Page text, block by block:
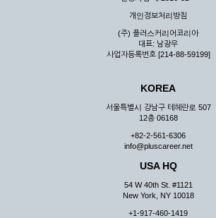
개인정보처리방침
(주) 플러스커리어코리아
대표: 남광우
사업자등록번호 [214-88-59199]
KOREA
서울특별시 강남구 테헤란로 507
12층 06168
+82-2-561-6306
info@pluscareer.net
USA HQ
54 W 40th St. #1121
New York, NY 10018
+1-917-460-1419